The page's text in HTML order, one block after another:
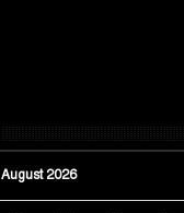
August 2026